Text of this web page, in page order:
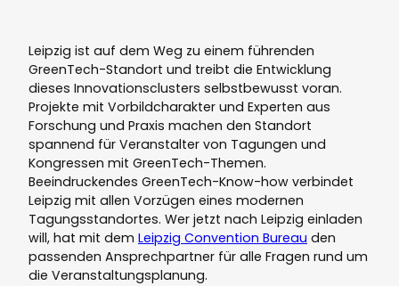
Leipzig ist auf dem Weg zu einem führenden
GreenTech-Standort und treibt die Entwicklung
dieses Innovationsclusters selbstbewusst voran.
Projekte mit Vorbildcharakter und Experten aus
Forschung und Praxis machen den Standort
spannend für Veranstalter von Tagungen und
Kongressen mit GreenTech-Themen.
Beeindruckendes GreenTech-Know-how verbindet
Leipzig mit allen Vorzügen eines modernen
Tagungsstandortes. Wer jetzt nach Leipzig einladen
will, hat mit dem Leipzig Convention Bureau den
passenden Ansprechpartner für alle Fragen rund um
die Veranstaltungsplanung.